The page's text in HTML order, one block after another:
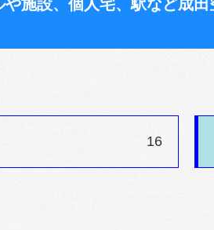
施設、個人宅、駅など成田
16